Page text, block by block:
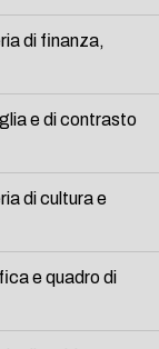
di finanza,
e di contrasto
di cultura e
e quadro di